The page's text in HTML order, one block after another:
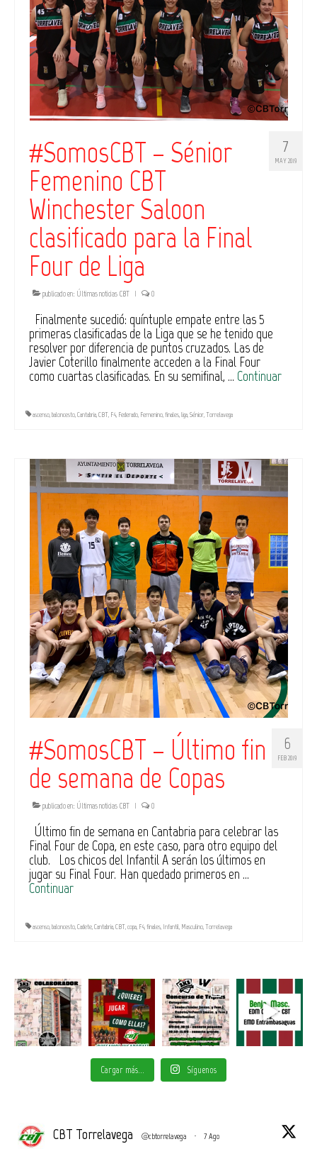
7
MAY 2019
#SomosCBT – Sénior
Femenino CBT
Winchester Saloon
clasificado para la Final
Four de Liga
publicado en: Últimas noticias CBT | 0
Finalmente sucedió: quíntuple empate entre las 5
primeras clasificadas de la Liga que se he tenido que
resolver por diferencia de puntos cruzados. Las de
Javier Coterillo finalmente acceden a la Final Four
como cuartas clasificadas. En su semifinal, … Continuar
ascenso,baloncesto,Cantabria,CBT, F4, Federado, Femenino,finales,liga,Sénior,Torrelavega
6
FEB 2019
#SomosCBT – Último fin
de semana de Copas
publicado en: Últimas noticias CBT | 0
Último fin de semana en Cantabria para celebrar las
Final Four de Copa, en este caso, para otro equipo del
club. Los chicos del Infantil A serán los últimos en
jugar su Final Four. Han quedado primeros en …
Continuar
ascenso,baloncesto,Cadete,Cantabria,CBT,copa, F4,finales, Infantil, Masculino,Torrelavega
Cargar más... Síguenos
CBT Torrelavega @cbtorrelavega · 7 Ago